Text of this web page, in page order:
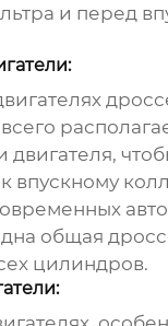
и перед
двигателя,
впускному
общая
цилиндров.